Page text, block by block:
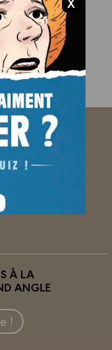
parution :
VOUS
MAG !
!
À LA
ANGLE
!